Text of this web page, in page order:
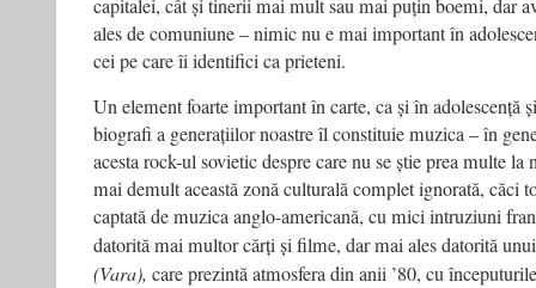
capitalei, cât și tinerii mai mult sau mai puțin boemi, dar
ales de comuniune – nimic nu e mai important în
cei pe care îi identifici ca prieteni.
Un element foarte important în carte, ca și în adolescență
biografi a generațiilor noastre îl constituie muzica – în
acesta rock-ul sovietic despre care nu se știe prea multe la
mai demult această zonă culturală complet ignorată, căci
captată de muzica anglo-americană, cu mici intruziuni
datorită mai multor cărți și filme, dar mai ales datorită
(Vara), care prezintă atmosfera din anii ’80, cu